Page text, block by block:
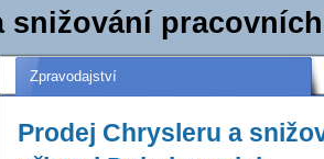
snižování
Zpravodajství
Prodej Chrysleru a